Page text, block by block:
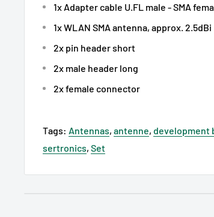
1x Adapter cable U.FL male - SMA
1x WLAN SMA antenna, approx. 2.5dBi
2x pin header short
2x male header long
2x female connector
Tags: Antennas, antenne, development
sertronics, Set